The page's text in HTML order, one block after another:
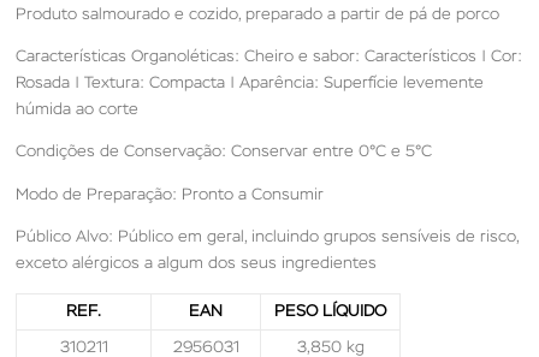
Produto salmourado e cozido, preparado a partir de pá de porco
Características Organoléticas: Cheiro e sabor: Característicos | Cor:
Rosada | Textura: Compacta | Aparência: Superfície levemente
húmida ao corte
Condições de Conservação: Conservar entre 0°C e 5°C
Modo de Preparação: Pronto a Consumir
Público Alvo: Público em geral, incluindo grupos sensíveis de risco,
exceto alérgicos a algum dos seus ingredientes
REF. EAN PESO LÍQUIDO
310211 2956031 3,850 kg